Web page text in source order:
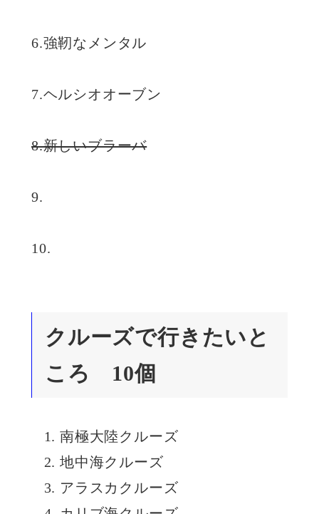
6.強靭なメンタル
7.ヘルシオオーブン
8.新しいブラーバ
9.
10.
クルーズで行きたいと
ころ 10個
南極大陸クルーズ
地中海クルーズ
アラスカクルーズ